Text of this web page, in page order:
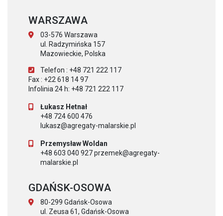
WARSZAWA
03-576 Warszawa
ul. Radzymińska 157
Mazowieckie, Polska
Telefon : +48 721 222 117
Fax : +22 618 14 97
Infolinia 24 h: +48 721 222 117
Łukasz Hetnał
+48 724 600 476
lukasz@agregaty-malarskie.pl
Przemysław Woldan
+48 603 040 927 przemek@agregaty-
malarskie.pl
GDAŃSK-OSOWA
80-299 Gdańsk-Osowa
ul. Zeusa 61, Gdańsk-Osowa